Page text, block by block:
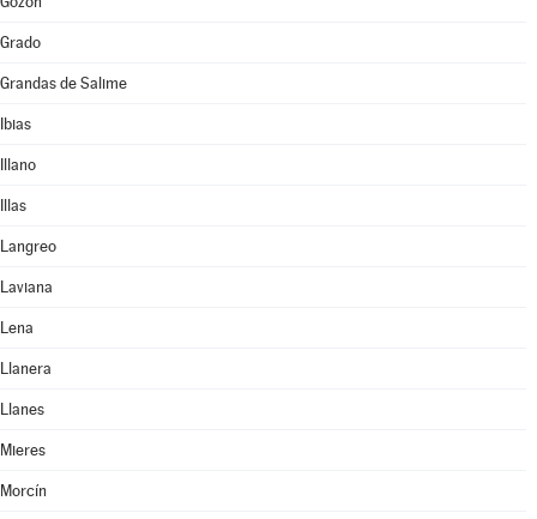
Grado
Grandas de Salime
Ibias
Illano
Illas
Langreo
Laviana
Lena
Llanera
Llanes
Mieres
Morcín